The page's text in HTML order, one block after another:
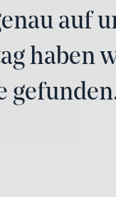
auf
haben
man